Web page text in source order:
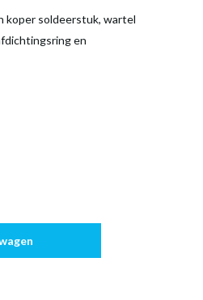
koper soldeerstuk, wartel
en